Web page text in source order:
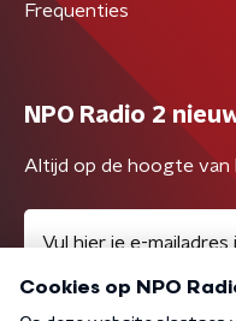
Frequenties
NPO Radio 2
Altijd op de hoogte van